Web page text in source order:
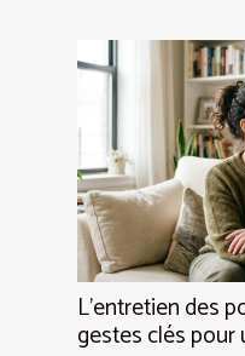
L’entretien des
gestes clés pour